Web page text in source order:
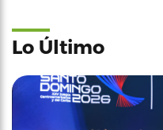
Lo Último